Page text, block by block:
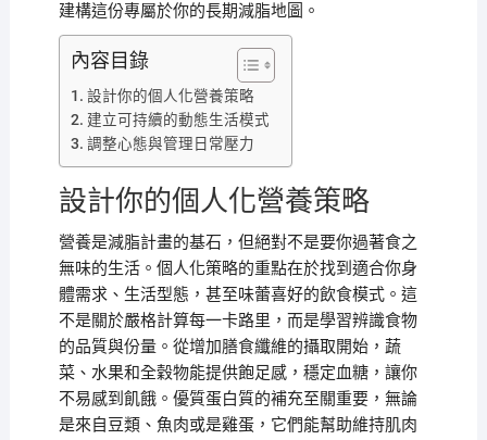
建構這份專屬於你的長期減脂地圖。
內容目錄
設計你的個人化營養策略
建立可持續的動態生活模式
調整心態與管理日常壓力
設計你的個人化營養策略
營養是減脂計畫的基石，但絕對不是要你過著食之
無味的生活。個人化策略的重點在於找到適合你身
體需求、生活型態，甚至味蕾喜好的飲食模式。這
不是關於嚴格計算每一卡路里，而是學習辨識食物
的品質與份量。從增加膳食纖維的攝取開始，蔬
菜、水果和全穀物能提供飽足感，穩定血糖，讓你
不易感到飢餓。優質蛋白質的補充至關重要，無論
是來自豆類、魚肉或是雞蛋，它們能幫助維持肌肉